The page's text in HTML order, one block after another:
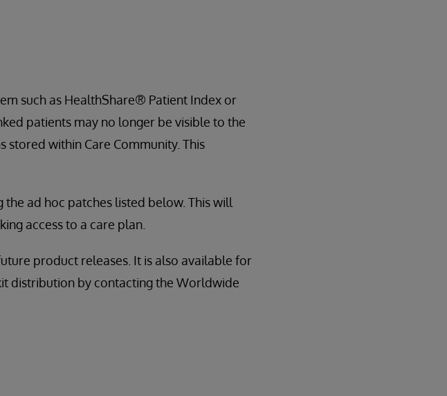
such as HealthShare® Patient Index or
patients may no longer be visible to the
stored within Care Community. This
ad hoc patches listed below. This will
access to a care plan.
product releases. It is also available for
distribution by contacting the Worldwide